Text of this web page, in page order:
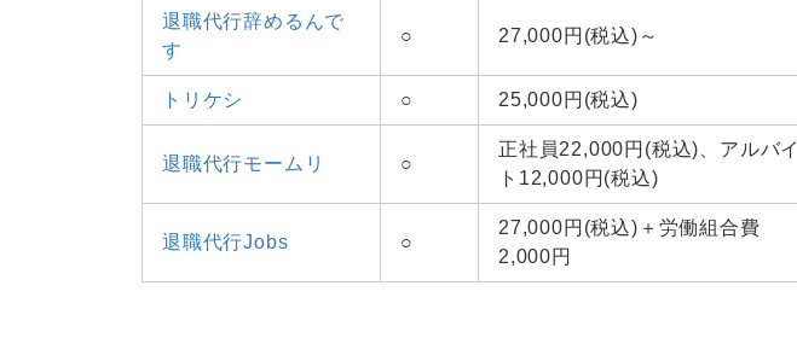
退職代行辞めるんで
す
○ 27,000円(税込)～
トリケシ ○ 25,000円(税込)
退職代行モームリ ○
正社員22,000円(税込)、アルバイ
ト12,000円(税込)
退職代行Jobs ○
27,000円(税込)＋労働組合費
2,000円